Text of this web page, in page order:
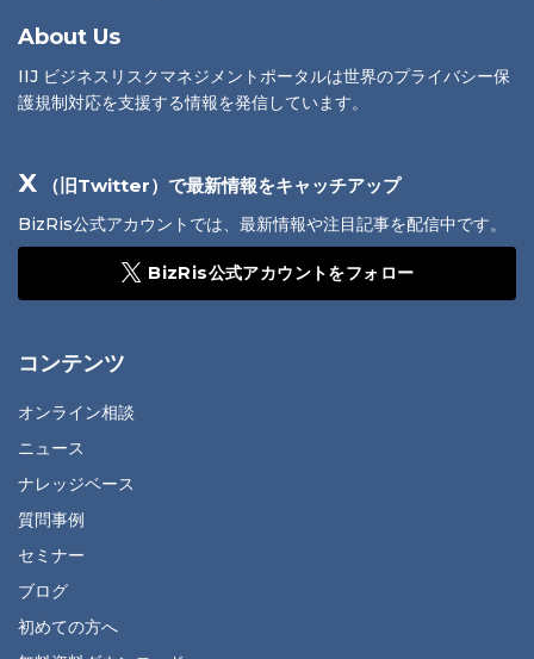
About Us
IIJ ビジネスリスクマネジメントポータルは世界のプライバシー保
護規制対応を支援する情報を発信しています。
X （旧Twitter）で最新情報をキャッチアップ
BizRis公式アカウントでは、最新情報や注目記事を配信中です。
BizRis公式アカウントをフォロー
コンテンツ
オンライン相談
ニュース
ナレッジベース
質問事例
セミナー
ブログ
初めての方へ